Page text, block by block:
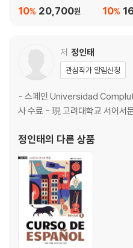
· Glosario 색인 224
oria y practica A1-B
20,700원
10% 10%
저 정인태
관심작가 알림신청
- 스페인 Universidad
사 수료 - 現 고려대학교 서어서
정인태의 다른 상품